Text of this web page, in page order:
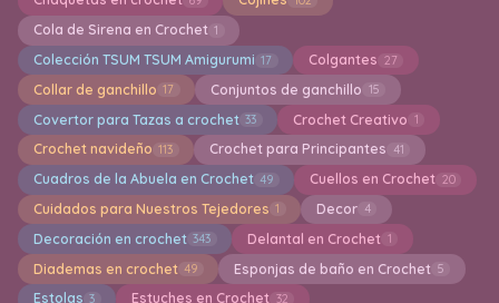
Cola de Sirena en Crochet 1
Colección TSUM TSUM Amigurumi 17 Colgantes 27
Collar de ganchillo 17 Conjuntos de ganchillo 15
Covertor para Tazas a crochet 33 Crochet Creativo 1
Crochet navideño 113 Crochet para Principantes 41
Cuadros de la Abuela en Crochet 49 Cuellos en Crochet 20
Cuidados para Nuestros Tejedores 1 Decor 4
Decoración en crochet 343 Delantal en Crochet 1
Diademas en crochet 49 Esponjas de baño en Crochet 5
Estolas 3 Estuches en Crochet 32